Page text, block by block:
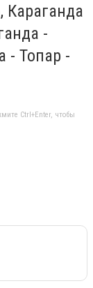
Караганда
-
- Топар -
Ctrl+Enter, чтобы